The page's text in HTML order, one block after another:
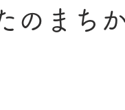
のまち